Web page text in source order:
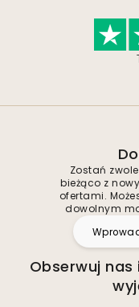
Zostań
bieżąco z
ofertami.
dowolnym
Obserwuj